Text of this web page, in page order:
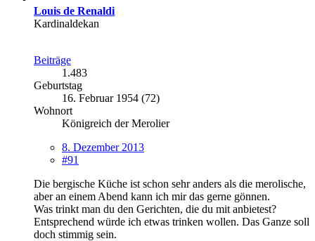
Louis de Renaldi
Kardinaldekan
Beiträge
1.483
Geburtstag
16. Februar 1954 (72)
Wohnort
Königreich der Merolier
8. Dezember 2013
#91
Die bergische Küche ist schon sehr anders als die merolische,
aber an einem Abend kann ich mir das gerne gönnen.
Was trinkt man du den Gerichten, die du mit anbietest?
Entsprechend würde ich etwas trinken wollen. Das Ganze soll
doch stimmig sein.